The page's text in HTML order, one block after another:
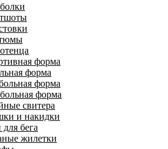
форма
форма
форма
форма
свитера
и накидки
бега
жилетки